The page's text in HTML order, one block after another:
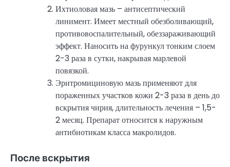
Ихтиоловая мазь – антисептический
линимент. Имеет местный обезболивающий,
противовоспалительный, обеззараживающий
эффект. Наносить на фурункул тонким слоем
2-3 раза в сутки, накрывая марлевой
повязкой.
Эритромициновую мазь применяют для
пораженных участков кожи 2-3 раза в день до
вскрытия чирия, длительность лечения – 1,5-
2 месяц. Препарат относится к наружным
антибиотикам класса макролидов.
После вскрытия